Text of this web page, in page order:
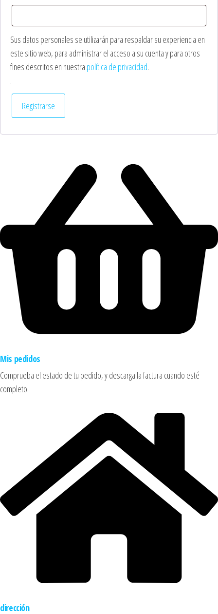
Sus datos personales se utilizarán para respaldar su experiencia en
este sitio web, para administrar el acceso a su cuenta y para otros
fines descritos en nuestra política de privacidad.
.
Registrarse
Mis pedidos
Comprueba el estado de tu pedido, y descarga la factura cuando esté
completo.
dirección